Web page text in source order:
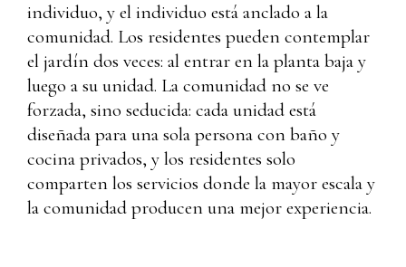
individuo, y el individuo está anclado a la
comunidad. Los residentes pueden contemplar
el jardín dos veces: al entrar en la planta baja y
luego a su unidad. La comunidad no se ve
forzada, sino seducida: cada unidad está
diseñada para una sola persona con baño y
cocina privados, y los residentes solo
comparten los servicios donde la mayor escala y
la comunidad producen una mejor experiencia.